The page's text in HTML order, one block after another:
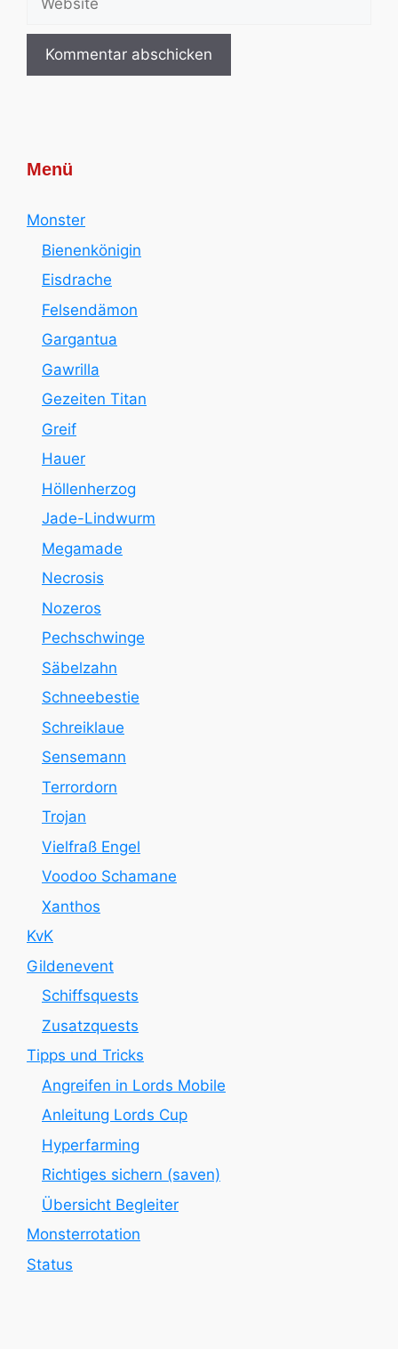
Menü
Monster
Bienenkönigin
Eisdrache
Felsendämon
Gargantua
Gawrilla
Gezeiten Titan
Greif
Hauer
Höllenherzog
Jade-Lindwurm
Megamade
Necrosis
Nozeros
Pechschwinge
Säbelzahn
Schneebestie
Schreiklaue
Sensemann
Terrordorn
Trojan
Vielfraß Engel
Voodoo Schamane
Xanthos
KvK
Gildenevent
Schiffsquests
Zusatzquests
Tipps und Tricks
Angreifen in Lords Mobile
Anleitung Lords Cup
Hyperfarming
Richtiges sichern (saven)
Übersicht Begleiter
Monsterrotation
Status